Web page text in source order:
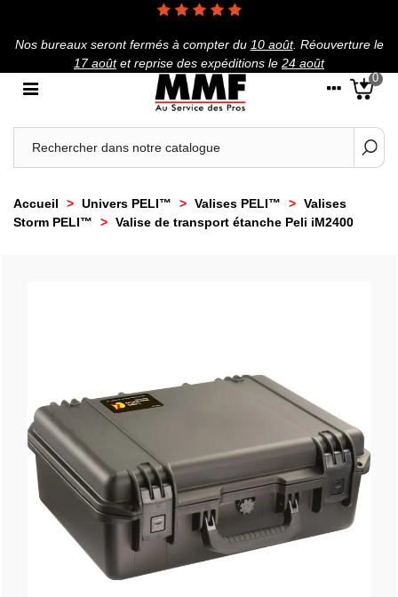
Nos bureaux seront fermés à compter du 10 août. Réouverture le
17 aoûtet reprise des expéditions le 24 août
0
Accueil > Univers PELI™ > Valises PELI™ > Valises
Storm PELI™
> Valise de transport étanche Peli iM2400